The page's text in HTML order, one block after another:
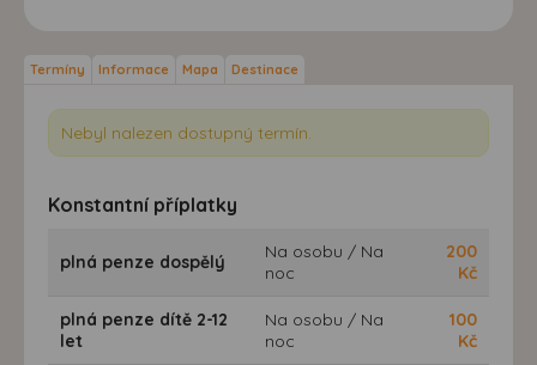
Termíny Informace Mapa Destinace
Nebyl nalezen dostupný termín.
Konstantní příplatky
plná penze dospělý
Na osobu / Na
noc
200
Kč
plná penze dítě 2-12
let
Na osobu / Na
noc
100
Kč